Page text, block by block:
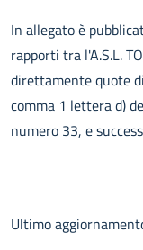
In allegato è
rapporti tra l'A.S.L.
direttamente quote
comma 1 lettera d)
numero 33, e
Ultimo